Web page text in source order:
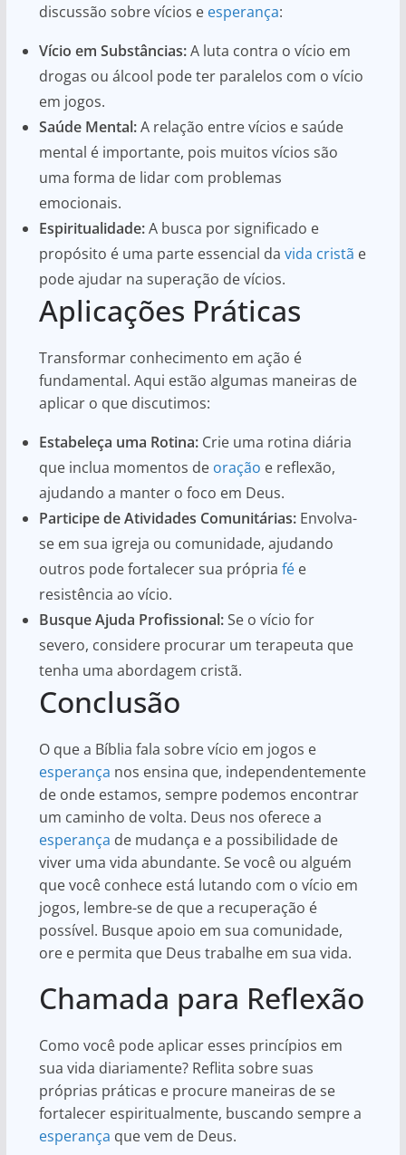
discussão sobre vícios e esperança:
Vício em Substâncias:A luta contra o vício em
drogas ou álcool pode ter paralelos com o vício
em jogos.
Saúde Mental:A relação entre vícios e saúde
mental é importante, pois muitos vícios são
uma forma de lidar com problemas
emocionais.
Espiritualidade:A busca por significado e
propósito é uma parte essencial da vida cristã e
pode ajudar na superação de vícios.
Aplicações Práticas
Transformar conhecimento em ação é
fundamental. Aqui estão algumas maneiras de
aplicar o que discutimos:
Estabeleça uma Rotina:Crie uma rotina diária
que inclua momentos de oração e reflexão,
ajudando a manter o foco em Deus.
Participe de Atividades Comunitárias:Envolva-
se em sua igreja ou comunidade, ajudando
outros pode fortalecer sua própria fée
resistência ao vício.
Busque Ajuda Profissional:Se o vício for
severo, considere procurar um terapeuta que
tenha uma abordagem cristã.
Conclusão
O que a Bíblia fala sobre vício em jogos e
esperança nos ensina que, independentemente
de onde estamos, sempre podemos encontrar
um caminho de volta. Deus nos oferece a
esperança de mudança e a possibilidade de
viver uma vida abundante. Se você ou alguém
que você conhece está lutando com o vício em
jogos, lembre-se de que a recuperação é
possível. Busque apoio em sua comunidade,
ore e permita que Deus trabalhe em sua vida.
Chamada para Reflexão
Como você pode aplicar esses princípios em
sua vida diariamente? Reflita sobre suas
próprias práticas e procure maneiras de se
fortalecer espiritualmente, buscando sempre a
esperança que vem de Deus.